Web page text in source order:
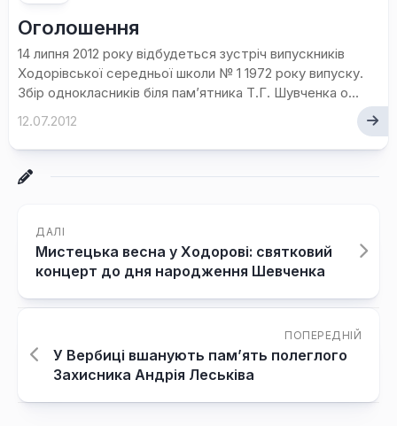
Оголошення
14 липня 2012 року відбудеться зустріч випускників
Ходорівської середньої школи № 1 1972 року випуску.
Збір однокласників біля пам’ятника Т.Г. Шувченка о...
12.07.2012
ДАЛІ
Мистецька весна у Ходорові: святковий
концерт до дня народження Шевченка
ПОПЕРЕДНІЙ
У Вербиці вшанують пам’ять полеглого
Захисника Андрія Леськіва